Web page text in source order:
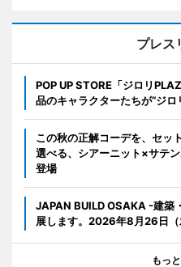
プレス
POP UP STORE「ジロリ
品のキャラクターたちが“ジロ
この秋の正解コーデを、セッ
選べる、シアーニット×サテ
登場
JAPAN BUILD OSAKA -建築
展します。2026年8月26日（
もっ